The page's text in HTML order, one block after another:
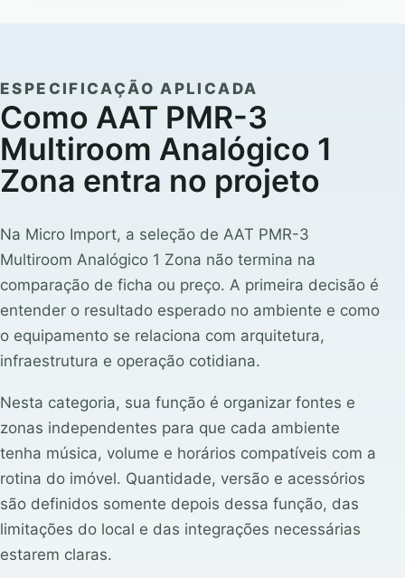
ESPECIFICAÇÃO APLICADA
Como AAT PMR-3
Multiroom Analógico 1
Zona entra no projeto
Na Micro Import, a seleção de AAT PMR-3
Multiroom Analógico 1 Zona não termina na
comparação de ficha ou preço. A primeira decisão é
entender o resultado esperado no ambiente e como
o equipamento se relaciona com arquitetura,
infraestrutura e operação cotidiana.
Nesta categoria, sua função é organizar fontes e
zonas independentes para que cada ambiente
tenha música, volume e horários compatíveis com a
rotina do imóvel. Quantidade, versão e acessórios
são definidos somente depois dessa função, das
limitações do local e das integrações necessárias
estarem claras.